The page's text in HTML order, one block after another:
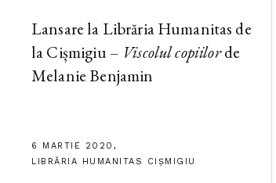
Lansare la Librăria Humanitas de
la Cișmigiu – Viscolul copiilorde
Melanie Benjamin
6 MARTIE 2020,
LIBRĂRIA HUMANITAS CIȘMIGIU